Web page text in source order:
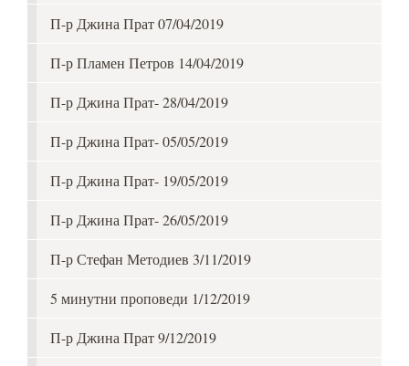
П-р Джина Прат 07/04/2019
П-р Пламен Петров 14/04/2019
П-р Джина Прат- 28/04/2019
П-р Джина Прат- 05/05/2019
П-р Джина Прат- 19/05/2019
П-р Джина Прат- 26/05/2019
П-р Стефан Методиев 3/11/2019
5 минутни проповеди 1/12/2019
П-р Джина Прат 9/12/2019